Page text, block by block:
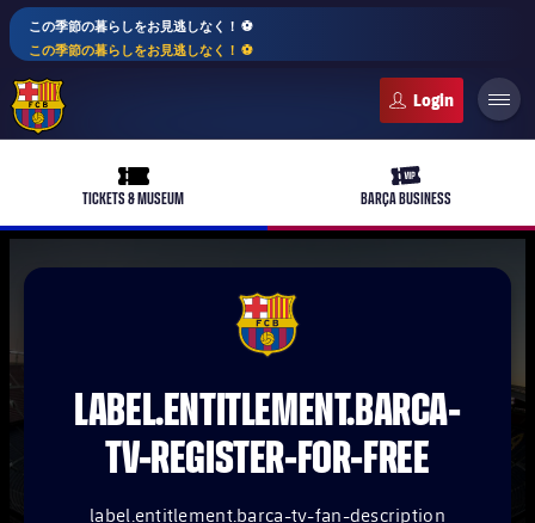
この季節の暮らしをお見逃しなく！ ⚽️
この季節の暮らしをお見逃しなく！ ⚽️
ticket-full
TICKETS & MUSEUM
ticket-vip
BARÇA BUSINESS
plusicon
label.aria.plus
バルサアカデミー
plusicon
label.aria.plus
plusicon
label.aria.plus
plusicon
label.aria.plus
FCB Barcelona badge
LABEL.ENTITLEMENT.BARCA-
TV-REGISTER-FOR-FREE
label.entitlement.barca-tv-fan-description